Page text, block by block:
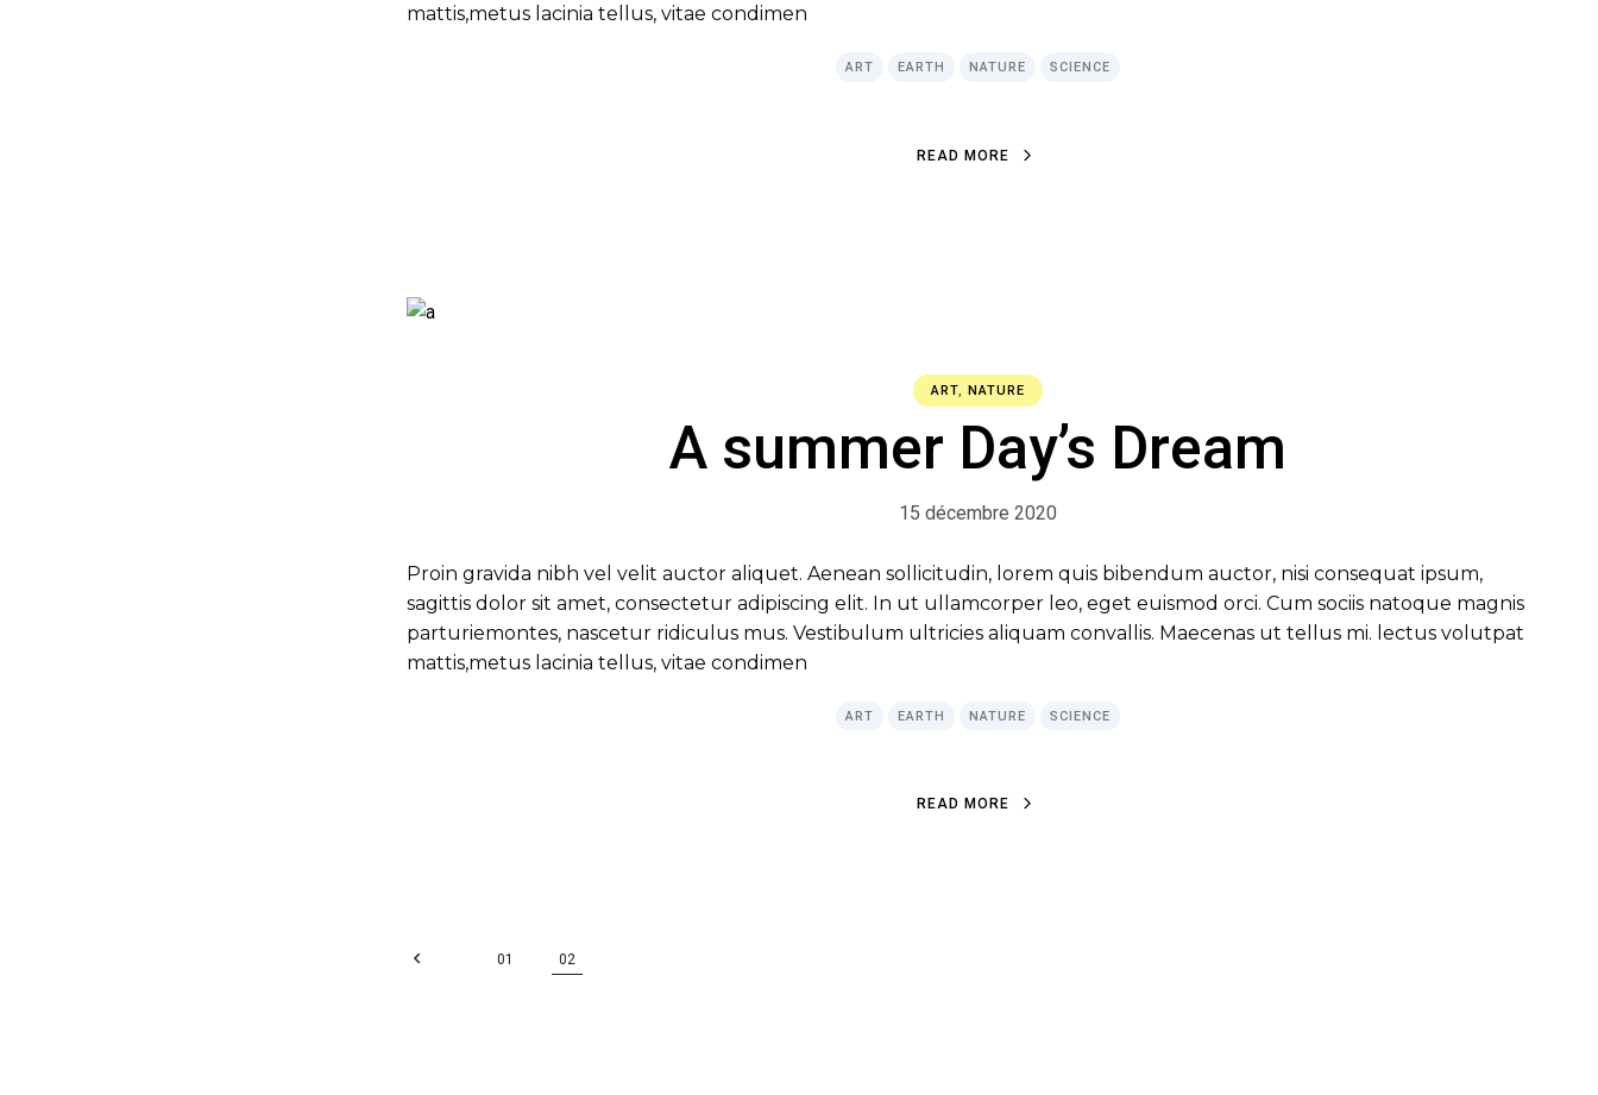
mattis,metus lacinia tellus, vitae condimen
ART EARTH NATURE SCIENCE
READ MORE
ART, NATURE
A summer Day’s Dream
15 décembre 2020
Proin gravida nibh vel velit auctor aliquet. Aenean sollicitudin, lorem quis bibendum auctor, nisi consequat ipsum,
sagittis dolor sit amet, consectetur adipiscing elit. In ut ullamcorper leo, eget euismod orci. Cum sociis natoque magnis
parturiemontes, nascetur ridiculus mus. Vestibulum ultricies aliquam convallis. Maecenas ut tellus mi. lectus volutpat
mattis,metus lacinia tellus, vitae condimen
ART EARTH NATURE SCIENCE
READ MORE
Pagination
01 02